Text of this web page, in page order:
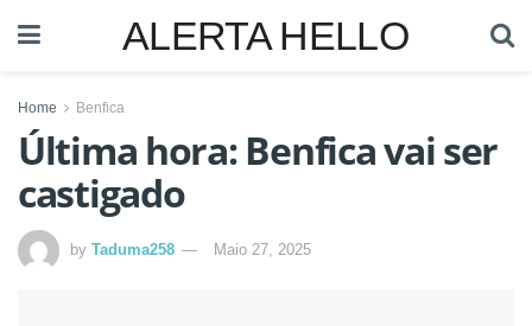
ALERTA HELLO
Home Benfica
Última hora: Benfica vai ser
castigado
by Taduma258 Maio 27, 2025